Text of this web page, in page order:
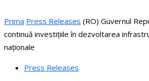
Prima Press Releases (RO) Guvernul
continuă investițiile în dezvoltarea
naționale
Press Releases